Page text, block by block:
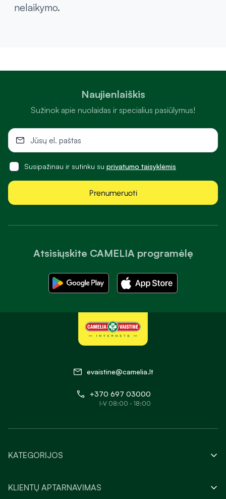
nelaikymo.
Atsisiųskite CAMELIA programėlę
Naujienlaiškis
Sužinok apie nuolaidas ir specialius pasiūlymus!
Susipažinau ir sutinku su privatumo taisyklėmis
Prenumeruoti
evaistine@camelia.lt
+370 697 03000
I-V 08:00 - 18:00
KATEGORIJOS
KLIENTŲ APTARNAVIMAS